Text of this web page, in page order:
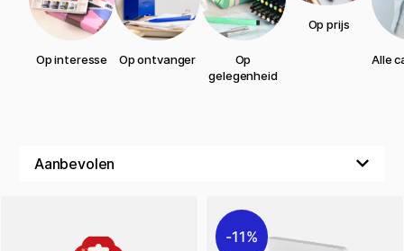
Op interesse Op ontvanger
Op
gelegenheid
Op prijs
Alle
11%